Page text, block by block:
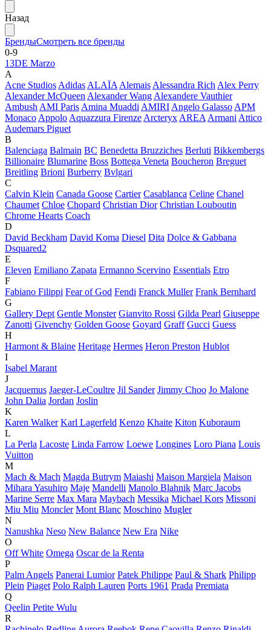
Назад
БрендыСмотреть все бренды
0-9
13DE Marzo
A
Acne StudiosAdidasALAÏAAlemaisAlessandra RichAlex Perry
Alexander McQueenAlexander WangAlexandere Vauthier
AmbushAMI ParisAmina MuaddiAMIRIAngelo GalassoAPM
MonacoAppoloAquazzura FirenzeArcteryxAREAArmaniAttico
Audemars Piguet
B
Balenciaga Balmain BC Benedetta Bruzziches Berluti Bikkembergs
Billionaire Blumarine Boss Bottega Veneta Boucheron Breguet
Breitling Brioni Burberry Bvlgari
C
Calvin Klein Canada Goose Cartier Casablanca Celine Chanel
Chaumet Chloe Chopard Christian Dior Christian Louboutin
Chrome Hearts Coach
D
David Beckham David Koma Diesel Dita Dolce & Gabbana
Dsquared2
E
Eleven Emiliano Zapata Ermanno Scervino Essentials Etro
F
Fabiano Filippi Fear of God Fendi Franck Muller Frank Bernhard
G
Gallery Dept Gentle Monster Gianvito Rossi Gilda Pearl Giuseppe
Zanotti Givenchy Golden Goose Goyard Graff Gucci Guess
H
Harmont & Blaine Heritage Hermes Heron Preston Hublot
I
Isabel Marant
J
Jacquemus Jaeger-LeCoultre Jil Sander Jimmy Choo Jo Malone
John Dalia Jordan Joslin
K
Karen Walker Karl Lagerfeld Kenzo Khaite Kiton Kuboraum
L
La Perla Lacoste Linda Farrow Loewe Longines Loro Piana Louis
Vuitton
M
Mach & Mach Magda Butrym Maiashi Maison Margiela Maison
Mihara Yasuhiro Maje Mandelli Manolo Blahnik Marc Jacobs
Marine Serre Max Mara Maybach Messika Michael Kors Missoni
Miu Miu Moncler Mont Blanc Moschino Mugler
N
Nanushka Neso New Balance New Era Nike
O
Off White Omega Oscar de la Renta
P
Palm Angels Panerai Lumior Patek Philippe Paul & Shark Philipp
Plein Piaget Polo Ralph Lauren Ports 1961 Prada Premiata
Q
Qeelin Petite Wulu
R